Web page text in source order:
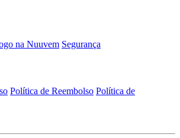
na Nuuvem Segurança
Política de Reembolso Política de